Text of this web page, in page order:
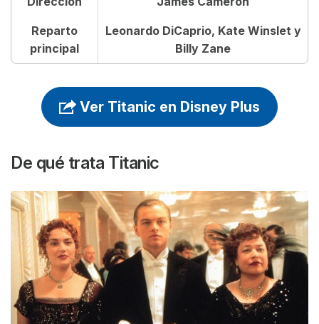
Reparto
principal
Leonardo DiCaprio, Kate Winslet y
Billy Zane
Ver Titanic en Disney Plus
De qué trata Titanic